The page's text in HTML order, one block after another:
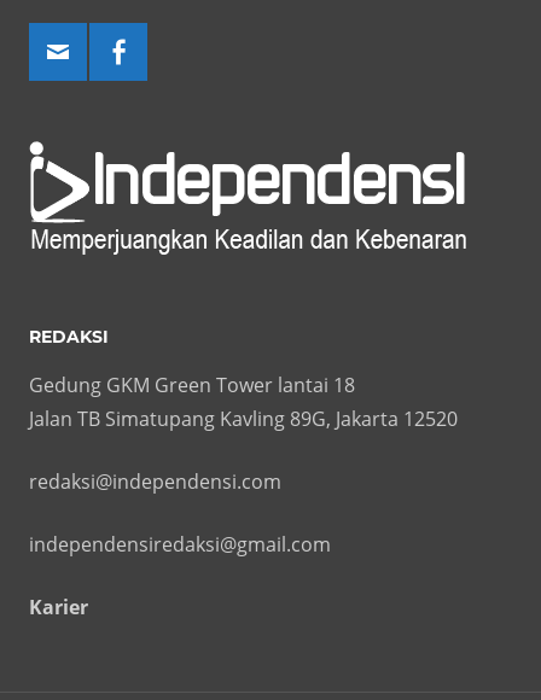
REDAKSI
Gedung GKM Green Tower lantai 18
Jalan TB Simatupang Kavling 89G, Jakarta 12520
redaksi@independensi.com
independensiredaksi@gmail.com
Karier